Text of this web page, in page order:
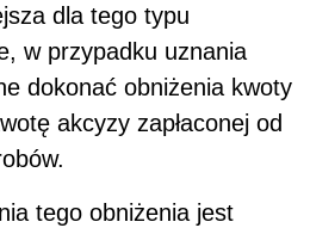
dla tego typu
w przypadku uznania
dokonać obniżenia kwoty
akcyzy zapłaconej od
tego obniżenia jest